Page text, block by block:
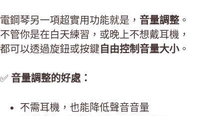
電鋼琴另一項超實用功能就是， 音量調整 。
不管你是在白天練習，或晚上不想戴耳機，
都可以透過旋鈕或按鍵 自由控制音量大小。
✅ 音量調整的好處：
不需耳機，也能降低聲音音量